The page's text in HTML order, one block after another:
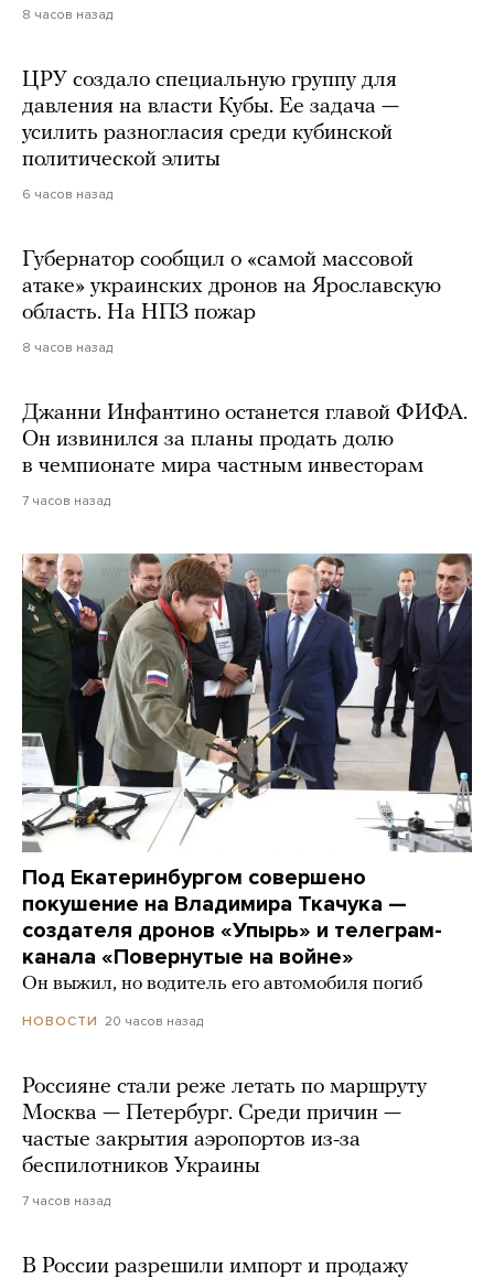
8 часов назад
ЦРУ создало специальную группу для
давления на власти Кубы. Ее задача —
усилить разногласия среди кубинской
политической элиты
6 часов назад
Губернатор сообщил о «самой массовой
атаке» украинских дронов на Ярославскую
область. На НПЗ пожар
8 часов назад
Джанни Инфантино останется главой ФИФА.
Он извинился за планы продать долю
в чемпионате мира частным инвесторам
7 часов назад
Под Екатеринбургом совершено
покушение на Владимира Ткачука —
создателя дронов «Упырь» и телеграм-
канала «Повернутые на войне»
Он выжил, но водитель его автомобиля погиб
НОВОСТИ 20 часов назад
Россияне стали реже летать по маршруту
Москва — Петербург. Среди причин —
частые закрытия аэропортов из-за
беспилотников Украины
7 часов назад
В России разрешили импорт и продажу